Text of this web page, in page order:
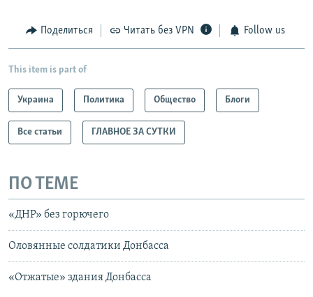
Поделиться Читать без VPN Follow us
This item is part of
Украина Политика Общество Блоги
Все статьи ГЛАВНОЕ ЗА СУТКИ
ПО ТЕМЕ
«ДНР» без горючего
Оловянные солдатики Донбасса
«Отжатые» здания Донбасса